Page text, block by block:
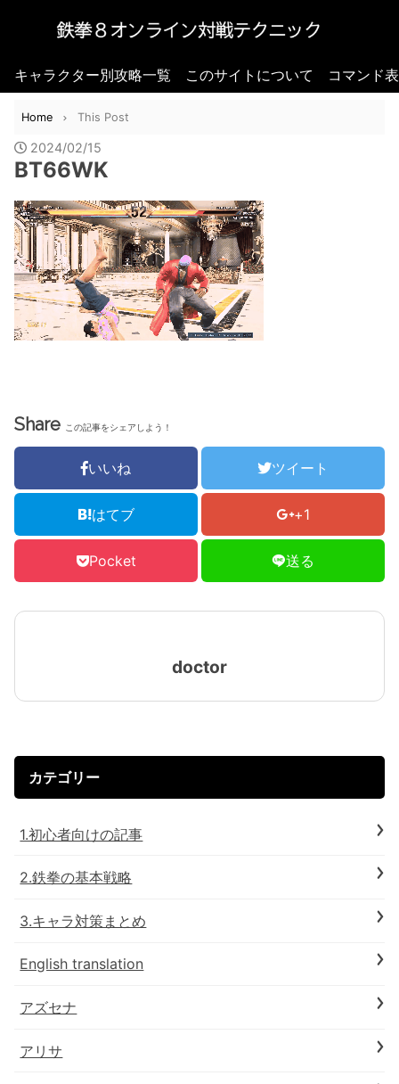
キャラクター別攻略一覧 このサイトについて コマンド
Home This Post
2024/02/15
BT66WK
Share この記事をシェアしよう！
いいね ツイート
はてブ +1
Pocket 送る
doctor
カテゴリー
1.初心者向けの記事
2.鉄拳の基本戦略
3.キャラ対策まとめ
English translation
アズセナ
アリサ